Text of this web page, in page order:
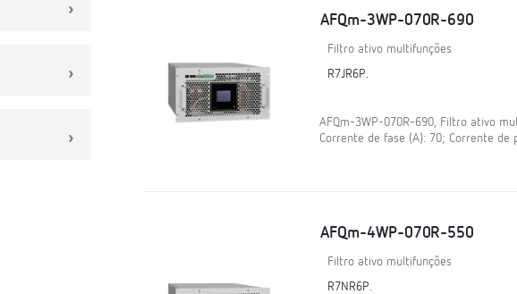
AFQm-3WP-070R-690
Filtro ativo multifunções
R7JR6P.
AFQm-3WP-070R-690, Filtro ativo
Corrente de fase (A): 70; Corrente de
AFQm-4WP-070R-550
Filtro ativo multifunções
R7NR6P.